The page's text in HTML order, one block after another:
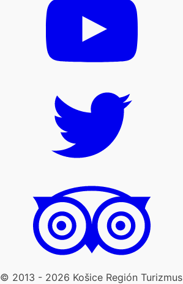
© 2013 - 2026 Košice Región Turizmus